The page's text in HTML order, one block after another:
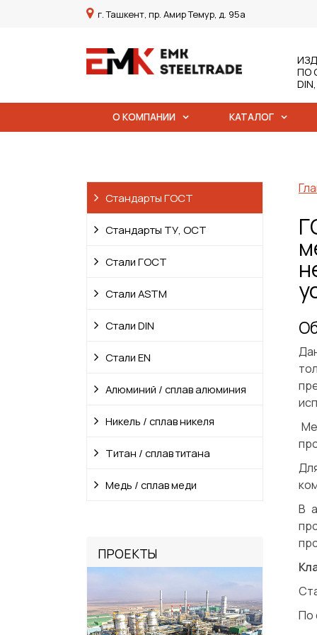
г. Ташкент, пр. Амир Темур, д. 95а
ПО
О КОМПАНИИ КАТАЛОГ
Стандарты ГОСТ
Стандарты ТУ, ОСТ
Стали ГОСТ
Стали ASTM
Стали DIN
Стали EN
Алюминий / сплав алюминия
Никель / сплав никеля
Титан / сплав титана
Медь / сплав меди
ПРОЕКТЫ
В
По